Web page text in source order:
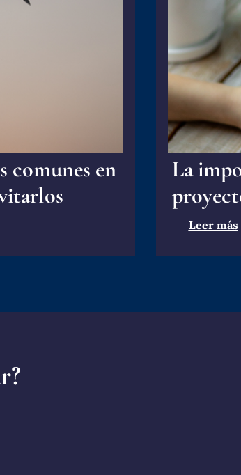
comunes en
La
Leer más